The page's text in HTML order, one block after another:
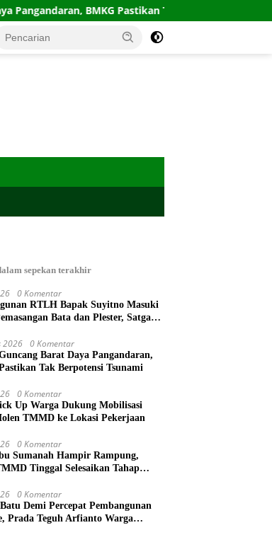
BMKG Pastikan Tak Berpotensi Tsunami
sepekan terakhir
0 Komentar
RTLH Bapak Suyitno Masuki
Bata dan Plester, Satgas
2026 0 Komentar
Barat Daya Pangandaran,
Tak Berpotensi Tsunami
0 Komentar
Up Warga Dukung Mobilisasi
TMMD ke Lokasi Pekerjaan
0 Komentar
Sumanah Hampir Rampung,
Tinggal Selesaikan Tahap
0 Komentar
Demi Percepat Pembangunan
Prada Teguh Arfianto Warga